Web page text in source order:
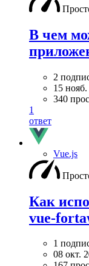
В чем
2
15
340
1
ответ
Vue.js
Как
vue-
1
08 окт.